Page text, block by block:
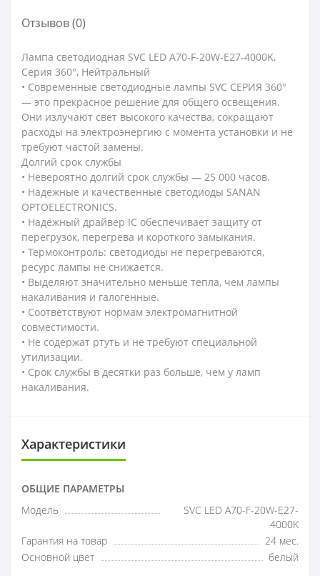
Отзывов (0)
Лампа светодиодная SVC LED A70-F-20W-E27-4000K,
Серия 360°, Нейтральный
• Современные светодиодные лампы SVC СЕРИЯ 360°
— это прекрасное решение для общего освещения.
Они излучают свет высокого качества, сокращают
расходы на электроэнергию с момента установки и не
требуют частой замены.
Долгий срок службы
• Невероятно долгий срок службы — 25 000 часов.
• Надежные и качественные светодиоды SANAN
OPTOELECTRONICS.
• Надёжный драйвер IC обеспечивает защиту от
перегрузок, перегрева и короткого замыкания.
• Термоконтроль: светодиоды не перегреваются,
ресурс лампы не снижается.
• Выделяют значительно меньше тепла, чем лампы
накаливания и галогенные.
• Соответствуют нормам электромагнитной
совместимости.
• Не содержат ртуть и не требуют специальной
утилизации.
• Срок службы в десятки раз больше, чем у ламп
накаливания.
Характеристики
ОБЩИЕ ПАРАМЕТРЫ
Модель
SVC LED A70-F-20W-E27-
4000K
Гарантия на товар
24 мес.
Основной цвет
белый